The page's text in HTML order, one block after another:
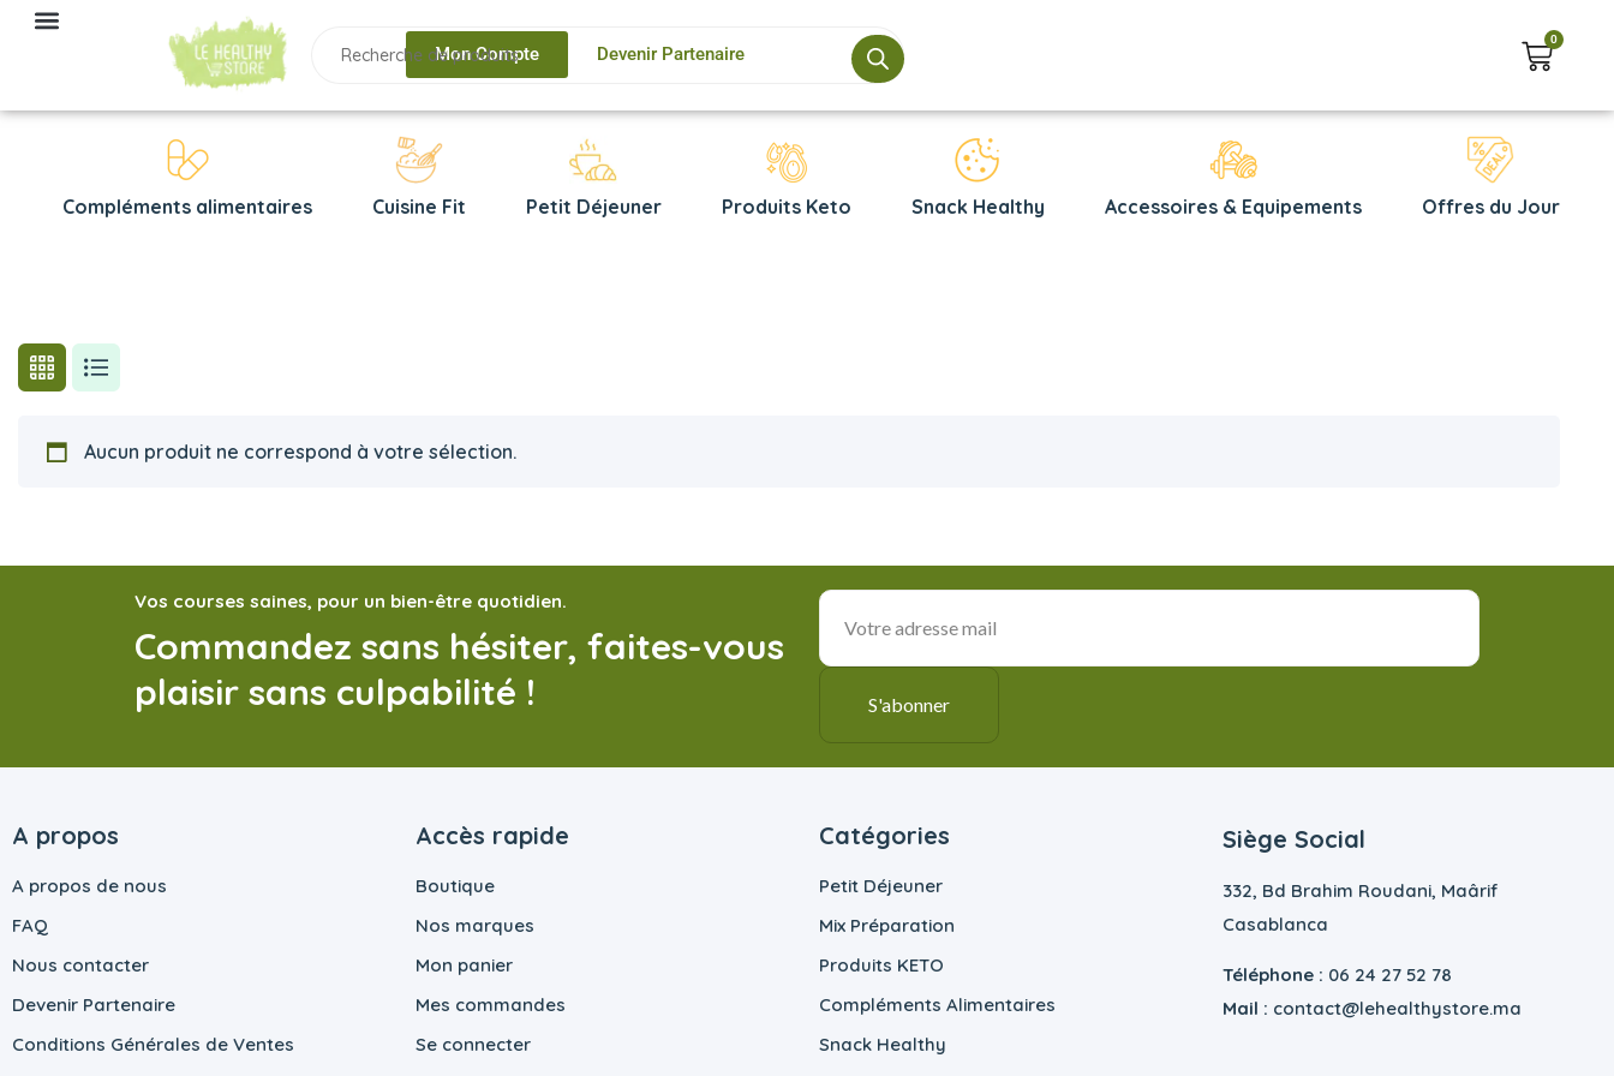
Mon Compte Devenir Partenaire
0
Compléments alimentaires Cuisine Fit Petit Déjeuner Produits Keto Snack Healthy Accessoires & Equipements Offres du Jour
Aucun produit ne correspond à votre sélection.
Vos courses saines, pour un bien-être quotidien.
Commandez sans hésiter, faites-vous
plaisir sans culpabilité !
A propos
A propos de nous
FAQ
Nous contacter
Devenir Partenaire
Conditions Générales de Ventes
Accès rapide
Boutique
Nos marques
Mon panier
Mes commandes
Se connecter
Catégories
Petit Déjeuner
Mix Préparation
Produits KETO
Compléments Alimentaires
Snack Healthy
Siège Social
332, Bd Brahim Roudani, Maârif
Casablanca
Téléphone : 06 24 27 52 78
Mail : contact@lehealthystore.ma